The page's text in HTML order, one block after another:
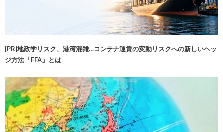
[PR]地政学リスク、港湾混雑…コンテナ運賃の変動リスクへの新しいヘッ
ジ方法「FFA」とは